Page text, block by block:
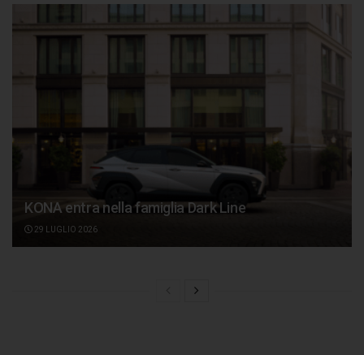
KONA entra nella famiglia Dark Line
29 LUGLIO 2026